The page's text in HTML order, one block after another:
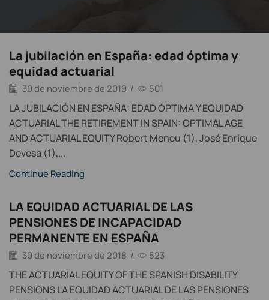
La jubilación en España: edad óptima y
equidad actuarial
30 de noviembre de 2019 / 501
LA JUBILACIÓN EN ESPAÑA: EDAD ÓPTIMA Y EQUIDAD
ACTUARIAL THE RETIREMENT IN SPAIN: OPTIMAL AGE
AND ACTUARIAL EQUITY Robert Meneu (1), José Enrique
Devesa (1),...
Continue Reading
LA EQUIDAD ACTUARIAL DE LAS
PENSIONES DE INCAPACIDAD
PERMANENTE EN ESPAÑA
30 de noviembre de 2018 / 523
THE ACTUARIAL EQUITY OF THE SPANISH DISABILITY
PENSIONS LA EQUIDAD ACTUARIAL DE LAS PENSIONES